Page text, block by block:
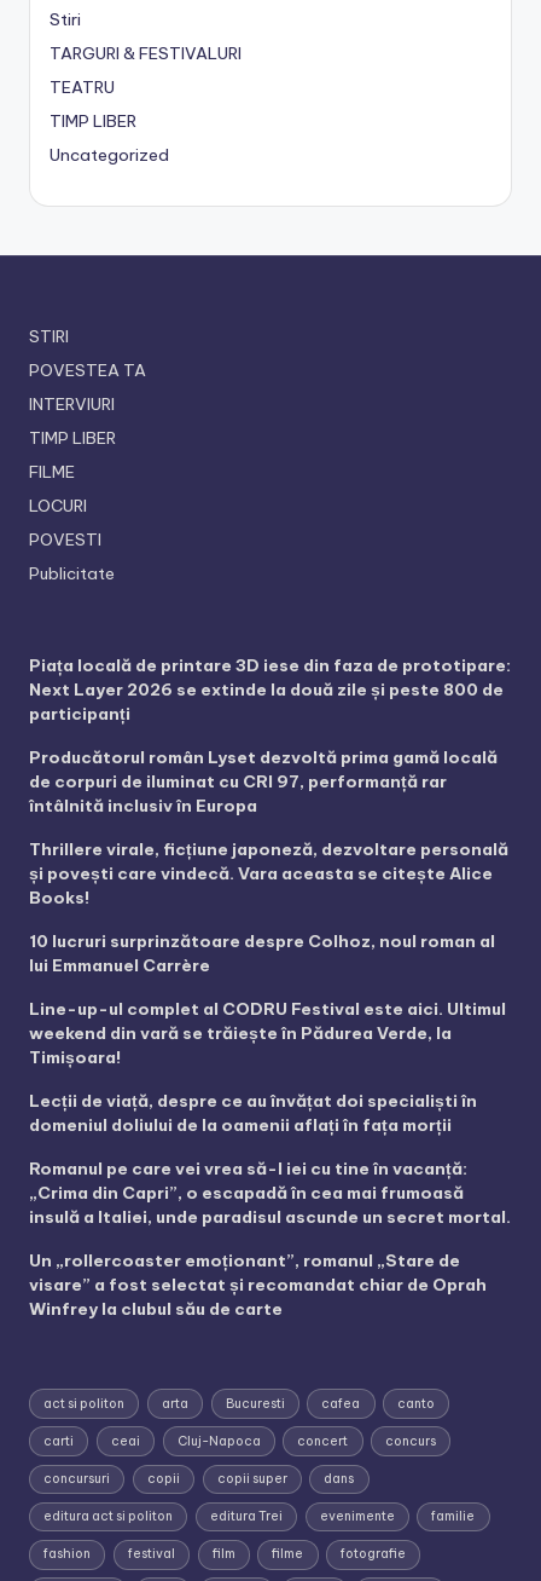
Stiri
TARGURI & FESTIVALURI
TEATRU
TIMP LIBER
Uncategorized
STIRI
POVESTEA TA
INTERVIURI
TIMP LIBER
FILME
LOCURI
POVESTI
Publicitate
Piața locală de printare 3D iese din faza de prototipare:
Next Layer 2026 se extinde la două zile și peste 800 de
participanți
Producătorul român Lyset dezvoltă prima gamă locală
de corpuri de iluminat cu CRI 97, performanță rar
întâlnită inclusiv în Europa
Thrillere virale, ficțiune japoneză, dezvoltare personală
și povești care vindecă. Vara aceasta se citește Alice
Books!
10 lucruri surprinzătoare despre Colhoz, noul roman al
lui Emmanuel Carrère
Line-up-ul complet al CODRU Festival este aici. Ultimul
weekend din vară se trăiește în Pădurea Verde, la
Timișoara!
Lecții de viață, despre ce au învățat doi specialiști în
domeniul doliului de la oamenii aflați în fața morții
Romanul pe care vei vrea să-l iei cu tine în vacanță:
„Crima din Capri”, o escapadă în cea mai frumoasă
insulă a Italiei, unde paradisul ascunde un secret mortal.
Un „rollercoaster emoționant”, romanul „Stare de
visare” a fost selectat și recomandat chiar de Oprah
Winfrey la clubul său de carte
act si politon arta Bucuresti cafea canto
carti ceai Cluj-Napoca concert concurs
concursuri copii copii super dans
editura act si politon editura Trei evenimente familie
fashion festival film filme fotografie